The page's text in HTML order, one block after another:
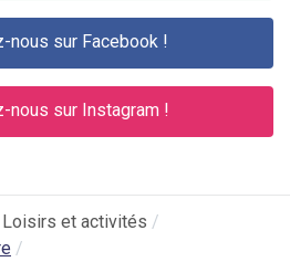
nous sur Facebook !
nous sur Instagram !
Loisirs et activités